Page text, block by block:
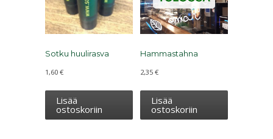
Sotku huulirasva
1,60 €
Lisää
ostoskoriin
Hammastahna
2,35 €
Lisää
ostoskoriin